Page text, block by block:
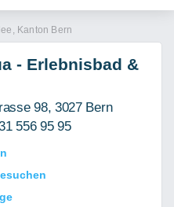
Kanton Bern
- Erlebnisbad &
98, 3027 Bern
556 95 95